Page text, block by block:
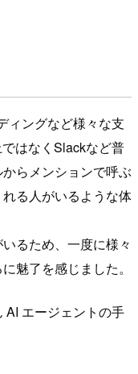
ィングなど様々な支
はなくSlackなど普
らメンションで呼ぶ
る人がいるような体
るため、一度に様々
魅了を感じました。
AI エージェントの手